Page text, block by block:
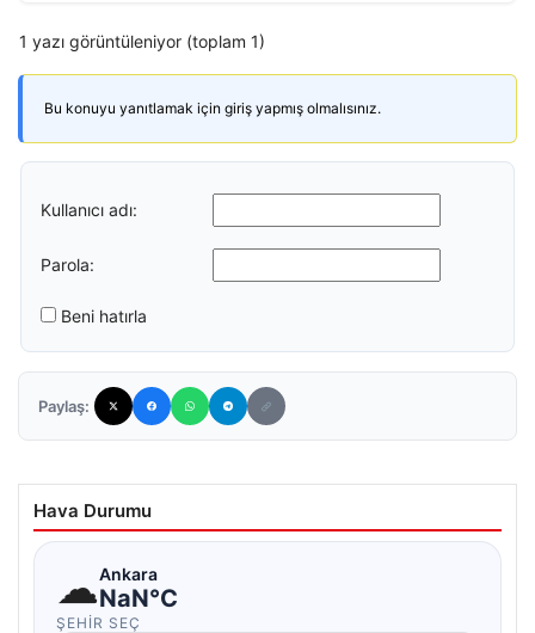
1 yazı görüntüleniyor (toplam 1)
Bu konuyu yanıtlamak için giriş yapmış olmalısınız.
Kullanıcı adı:
Parola:
Beni hatırla
Paylaş:
Hava Durumu
☁Ankara
NaN°C
ŞEHIR SEÇ